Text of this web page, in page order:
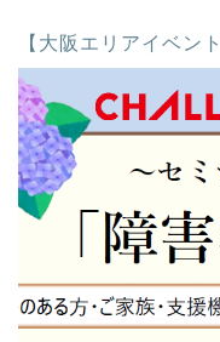
【大阪エリアイベン